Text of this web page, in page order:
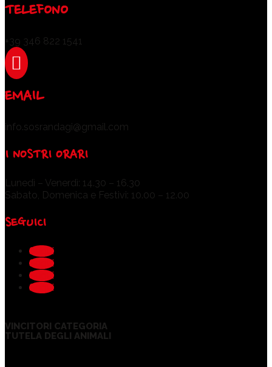
TELEFONO
+39 346 822 1541

EMAIL
info.sosrandagi@gmail.com
I NOSTRI ORARI
Lunedì – Venerdì: 14.30 – 16.30
Sabato, Domenica e Festivi: 10.00 – 12.00
SEGUICI
Segui
Segui
Segui
Segui
VINCITORI CATEGORIA
TUTELA DEGLI ANIMALI